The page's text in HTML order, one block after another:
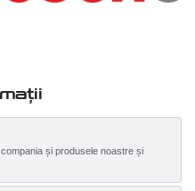
și produsele noastre și